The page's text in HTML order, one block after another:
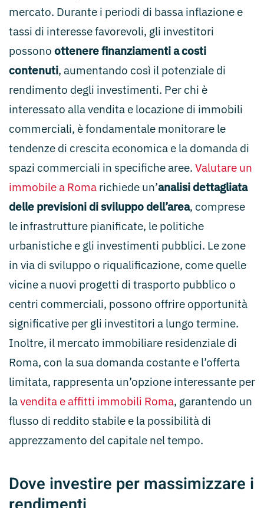
mercato. Durante i periodi di bassa inflazione e
tassi di interesse favorevoli, gli investitori
possono ottenere finanziamenti a costi
contenuti, aumentando così il potenziale di
rendimento degli investimenti. Per chi è
interessato alla vendita e locazione di immobili
commerciali, è fondamentale monitorare le
tendenze di crescita economica e la domanda di
spazi commerciali in specifiche aree. Valutare un
immobile a Roma richiede un’analisi dettagliata
delle previsioni di sviluppo dell’area, comprese
le infrastrutture pianificate, le politiche
urbanistiche e gli investimenti pubblici. Le zone
in via di sviluppo o riqualificazione, come quelle
vicine a nuovi progetti di trasporto pubblico o
centri commerciali, possono offrire opportunità
significative per gli investitori a lungo termine.
Inoltre, il mercato immobiliare residenziale di
Roma, con la sua domanda costante e l’offerta
limitata, rappresenta un’opzione interessante per
lavendita e affitti immobili Roma, garantendo un
flusso di reddito stabile e la possibilità di
apprezzamento del capitale nel tempo.
Dove investire per massimizzare i